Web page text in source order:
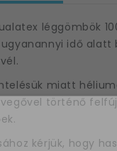
léggömbök
idő alatt
miatt
történő
kérjük, hogy